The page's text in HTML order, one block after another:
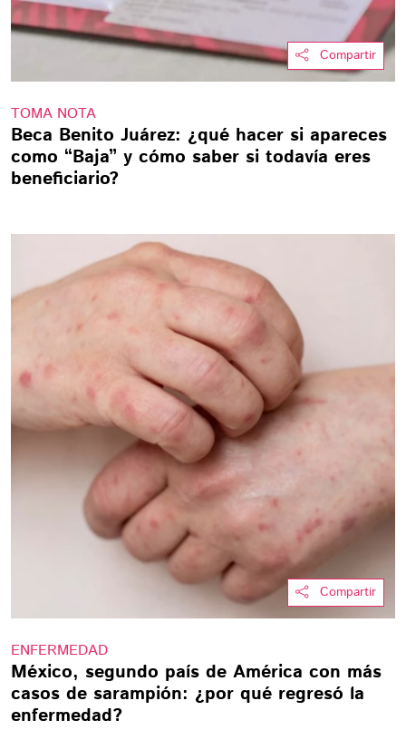
Compartir
TOMA NOTA
Beca Benito Juárez: ¿qué hacer si apareces
como “Baja” y cómo saber si todavía eres
beneficiario?
Compartir
ENFERMEDAD
México, segundo país de América con más
casos de sarampión: ¿por qué regresó la
enfermedad?